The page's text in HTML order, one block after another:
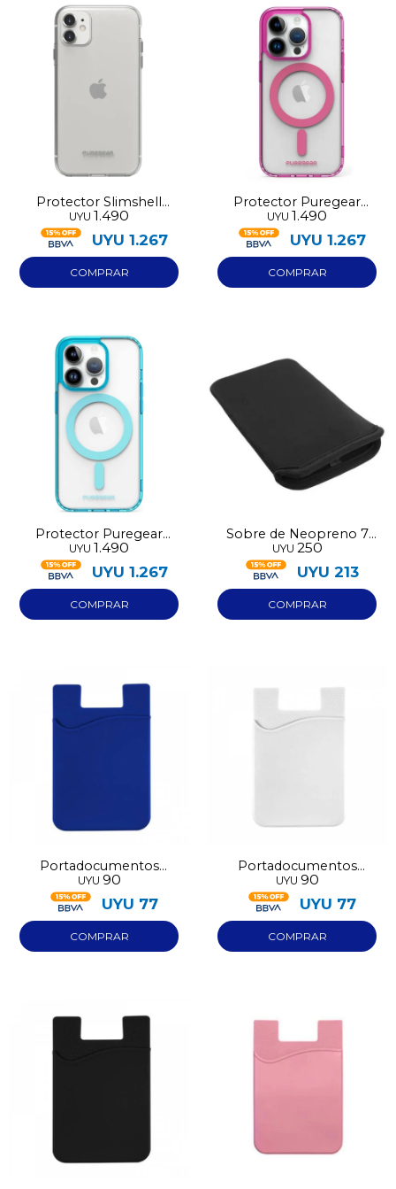
Protector Slimshell
PureGear Iphone 11
UYU 1.490
UYU 1.267
Protector Puregear
Slimshell Iphone 14 Pro
UYU 1.490
UYU 1.267
Protector Puregear
Slimshell Iphone 14 Pro
UYU 1.490
UYU 1.267
Sobre de Neopreno 7
pulgadas
UYU 250
UYU 213
Portadocumentos
adhesivo azul
UYU 90
UYU 77
Portadocumentos
adhesivo blanco
UYU 90
UYU 77